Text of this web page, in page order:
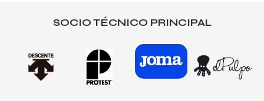
SOCIO TÉCNICO PRINCIPAL